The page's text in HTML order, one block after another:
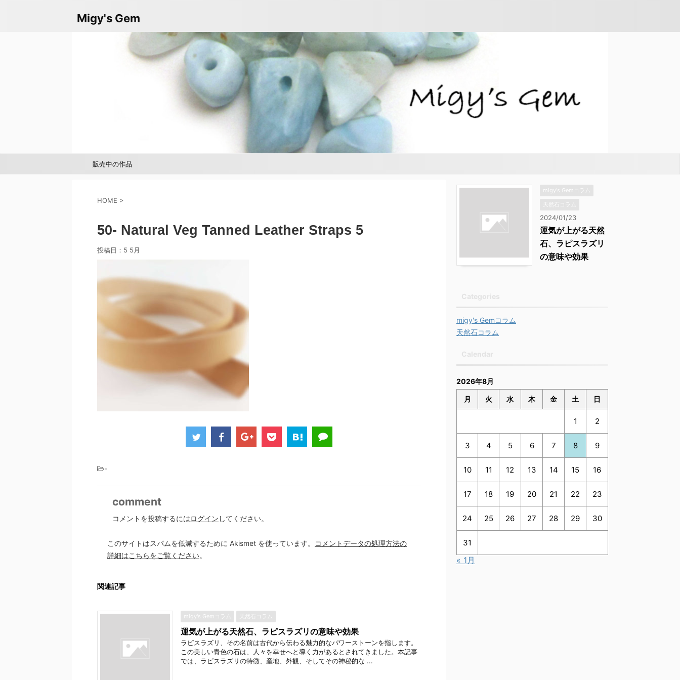
Migy's Gem
販売中の作品
HOME >
50- Natural Veg Tanned Leather Straps 5
投稿日： 5 5月
-
comment
コメントを投稿するにはログイン してください。
このサイトはスパムを低減するために Akismet を使っています。
コメントデータの処理方法の
詳細はこちらをご覧ください。
関連記事
migy's Gemコラム 天然石コラム
運気が上がる天然石、ラピスラズリの意味や効果
ラピスラズリ、その名前は古代から伝わる魅力的なパワーストーンを指します。
この美しい青色の石は、人々を幸せへと導く力があるとされてきました。本記事
では、ラピスラズリの特徴、産地、外観、そしてその神秘的な ...
migy's Gemコラム
天然石コラム
2024/01/23
運気が上がる天然
石、ラピスラズリ
の意味や効果
migy's Gemコラム
天然石コラム
2026年8月
月 火 水 木 金 土 日
1 2
3 4 5 6 7 8 9
10 11 12 13 14 15 16
17 18 19 20 21 22 23
24 25 26 27 28 29 30
31
« 1月